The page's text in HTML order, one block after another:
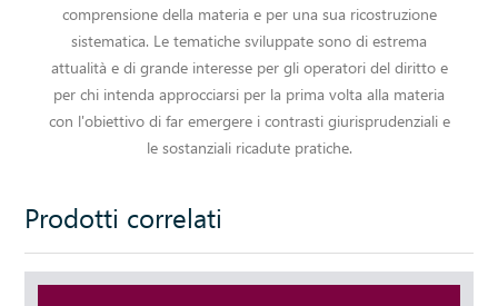
comprensione della materia e per una sua ricostruzione
sistematica. Le tematiche sviluppate sono di estrema
attualità e di grande interesse per gli operatori del diritto e
per chi intenda approcciarsi per la prima volta alla materia
con l'obiettivo di far emergere i contrasti giurisprudenziali e
le sostanziali ricadute pratiche.
Prodotti correlati